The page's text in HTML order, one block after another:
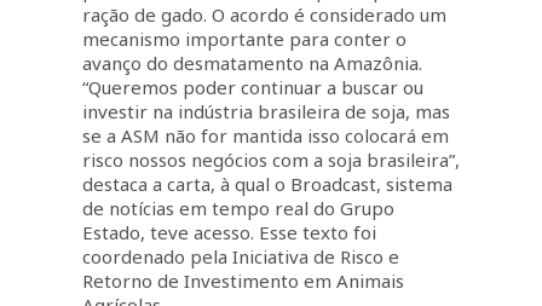
ração de gado. O acordo é considerado um
mecanismo importante para conter o
avanço do desmatamento na Amazônia.
“Queremos poder continuar a buscar ou
investir na indústria brasileira de soja, mas
se a ASM não for mantida isso colocará em
risco nossos negócios com a soja brasileira”,
destaca a carta, à qual o Broadcast, sistema
de notícias em tempo real do Grupo
Estado, teve acesso. Esse texto foi
coordenado pela Iniciativa de Risco e
Retorno de Investimento em Animais